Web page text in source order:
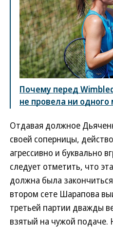
Почему перед
не провела ни одного
Отдавая должное
своей соперницы,
агрессивно и буквально
следует отметить, что
должна была
втором сете Шарапова
третьей партии дважды
взятый на чужой подаче.